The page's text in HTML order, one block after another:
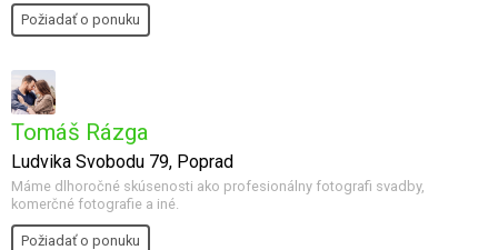
Požiadať o ponuku
Tomáš Rázga
Ludvika Svobodu 79, Poprad
Máme dlhoročné skúsenosti ako profesionálny fotografi svadby,
komerčné fotografie a iné.
Požiadať o ponuku